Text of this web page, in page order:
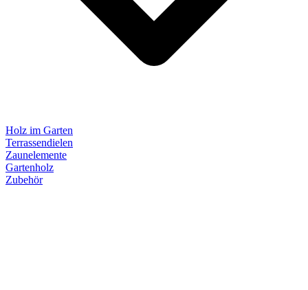
Holz im Garten
Terrassendielen
Zaunelemente
Gartenholz
Zubehör